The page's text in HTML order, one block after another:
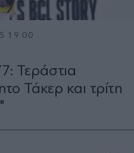
19:00
Τεράστια
Τάκερ και τρίτη